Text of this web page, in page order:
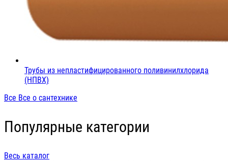
Трубы из непластифицированного поливинилхлорида
(НПВХ)
Все Все о сантехнике
Популярные категории
Весь каталог